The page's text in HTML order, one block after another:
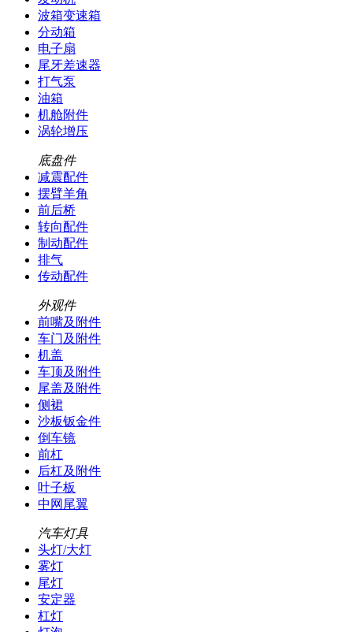
波箱变速箱
分动箱
电子扇
尾牙差速器
打气泵
油箱
机舱附件
涡轮增压
底盘件
减震配件
摆臂羊角
前后桥
转向配件
制动配件
排气
传动配件
外观件
前嘴及附件
车门及附件
机盖
车顶及附件
尾盖及附件
侧裙
沙板钣金件
倒车镜
前杠
后杠及附件
叶子板
中网尾翼
汽车灯具
头灯/大灯
雾灯
尾灯
安定器
杠灯